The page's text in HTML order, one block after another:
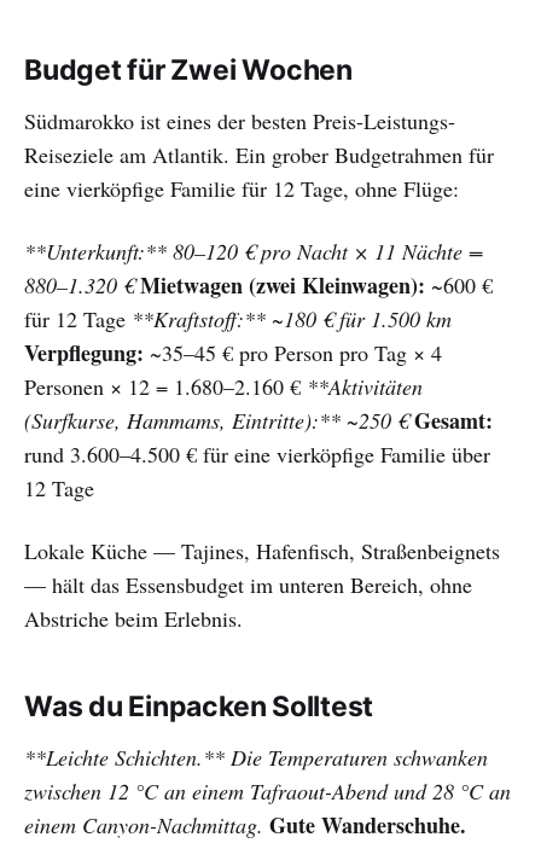
Budget für Zwei Wochen
Südmarokko ist eines der besten Preis-Leistungs-
Reiseziele am Atlantik. Ein grober Budgetrahmen für
eine vierköpfige Familie für 12 Tage, ohne Flüge:
**Unterkunft:** 80–120 € pro Nacht × 11 Nächte =
880–1.320 €Mietwagen (zwei Kleinwagen): ~600 €
für 12 Tage **Kraftstoff:** ~180 € für 1.500 km
Verpflegung: ~35–45 € pro Person pro Tag × 4
Personen × 12 = 1.680–2.160 € **Aktivitäten
(Surfkurse, Hammams, Eintritte):** ~250 €Gesamt:
rund 3.600–4.500 € für eine vierköpfige Familie über
12 Tage
Lokale Küche — Tajines, Hafenfisch, Straßenbeignets
— hält das Essensbudget im unteren Bereich, ohne
Abstriche beim Erlebnis.
Was du Einpacken Solltest
**Leichte Schichten.** Die Temperaturen schwanken
zwischen 12 °C an einem Tafraout-Abend und 28 °C an
einem Canyon-Nachmittag. Gute Wanderschuhe.